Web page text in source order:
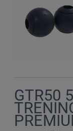
GTR50